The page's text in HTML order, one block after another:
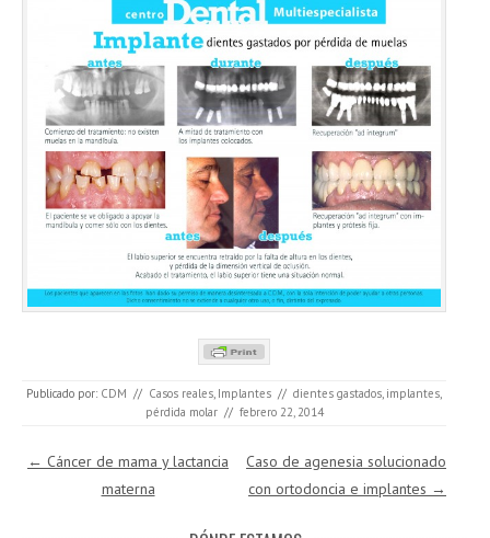
Publicado por: CDM // Casos reales, Implantes // dientes gastados, implantes,
pérdida molar // febrero 22, 2014
Navegación de entradas
← Cáncer de mama y lactancia
materna
Caso de agenesia solucionado
con ortodoncia e implantes →